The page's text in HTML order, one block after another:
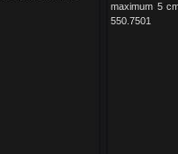
maximum 5
550.7501